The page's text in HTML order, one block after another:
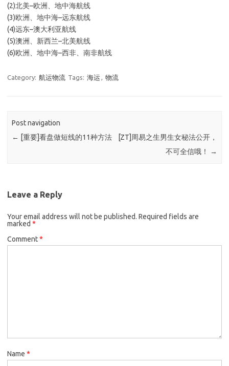
(2)北美–欧洲、地中海航线
(3)欧洲、地中海–远东航线
(4)远东–澳大利亚航线
(5)澳洲、新西兰–北美航线
(6)欧洲、地中海–西非、南非航线
Category: 航运物流 Tags: 海运, 物流
Post navigation
← [重要]看盘做短线的11种方法
[ZT]周易之生男生女秘法公开，
不可全信哦！
→
Leave a Reply
Your email address will not be published. Required fields are
marked *
Comment*
Name *